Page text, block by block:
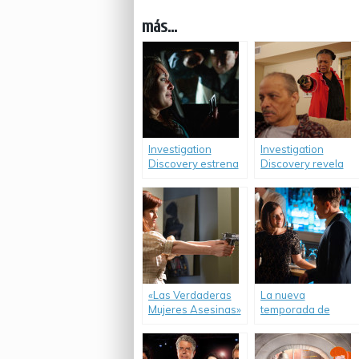
más...
Investigation
Discovery estrena
basadas en
historias reales de
secuestro,
violencia y
asesinato.
Investigation
Discovery revela
reales en la nueva
serie «Ancianos
Criminales».
«Las Verdaderas
Mujeres Asesinas»
Investigation
DIscovery.
La nueva
temporada de
Infernales»
convierte las